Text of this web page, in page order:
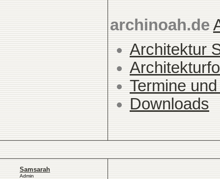
archinoah.de
Architektur
Termine
Downloads
Samsarah
Admin